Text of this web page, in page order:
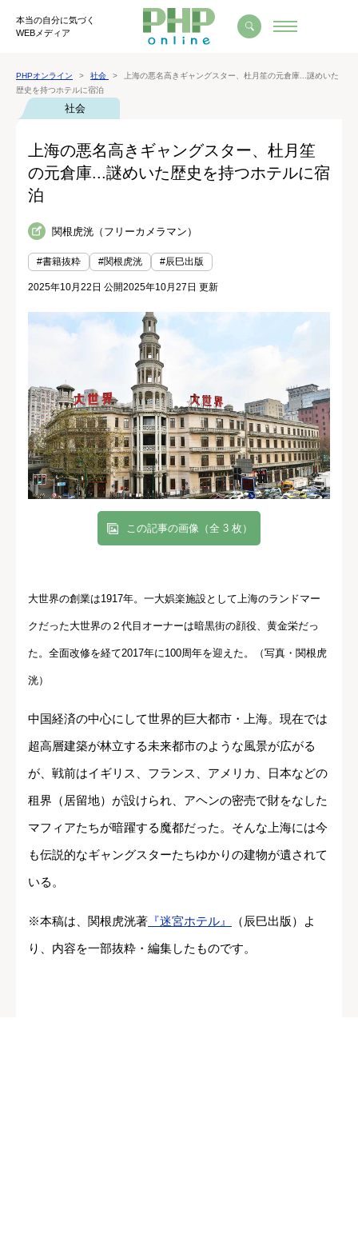
本当の自分に気づく
WEBメディア
PHPオンライン 社会
上海の悪名高きギャングスター、杜月笙の元倉庫...謎めいた
歴史を持つホテルに宿泊
社会
上海の悪名高きギャングスター、杜月笙
の元倉庫...謎めいた歴史を持つホテルに宿
泊
関根虎洸（フリーカメラマン）
#書籍抜粋 #関根虎洸 #辰巳出版
2025年10月22日 公開2025年10月27日 更新
この記事の画像（全 3 枚）
大世界の創業は1917年。一大娯楽施設として上海のランドマー
クだった大世界の２代目オーナーは暗黒街の顔役、黄金栄だっ
た。全面改修を経て2017年に100周年を迎えた。（写真・関根虎
洸）
中国経済の中心にして世界的巨大都市・上海。現在では
超高層建築が林立する未来都市のような風景が広がる
が、戦前はイギリス、フランス、アメリカ、日本などの
租界（居留地）が設けられ、アヘンの密売で財をなした
マフィアたちが暗躍する魔都だった。そんな上海には今
も伝説的なギャングスターたちゆかりの建物が遺されて
いる。
※本稿は、関根虎洸著 『迷宮ホテル』
（辰巳出版）よ
り、内容を一部抜粋・編集したものです。